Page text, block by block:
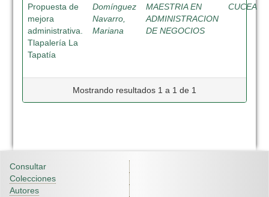
Propuesta de
mejora
administrativa.
Tlapalería La
Tapatía
Domínguez
Navarro,
Mariana
MAESTRIA EN
ADMINISTRACION
DE NEGOCIOS
CUCEA
Mostrando resultados 1 a 1 de 1
Consultar
Colecciones
Autores